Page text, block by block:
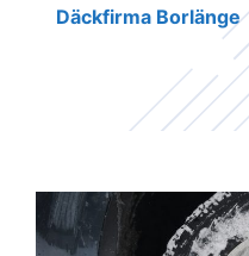
Däckfirma Borlänge